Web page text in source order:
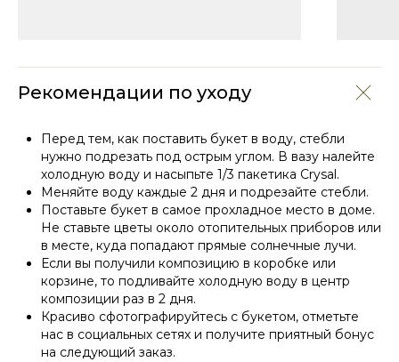
Рекомендации по уходу
Перед тем, как поставить букет в воду, стебли
нужно подрезать под острым углом. В вазу налейте
холодную воду и насыпьте 1/3 пакетика Crysal.
Меняйте воду каждые 2 дня и подрезайте стебли.
Поставьте букет в самое прохладное место в доме.
Не ставьте цветы около отопительных приборов или
в месте, куда попадают прямые солнечные лучи.
Если вы получили композицию в коробке или
корзине, то подливайте холодную воду в центр
композиции раз в 2 дня.
Красиво сфотографируйтесь с букетом, отметьте
нас в социальных сетях и получите приятный бонус
на следующий заказ.
СМОТРИТЕ ТАКЖЕ